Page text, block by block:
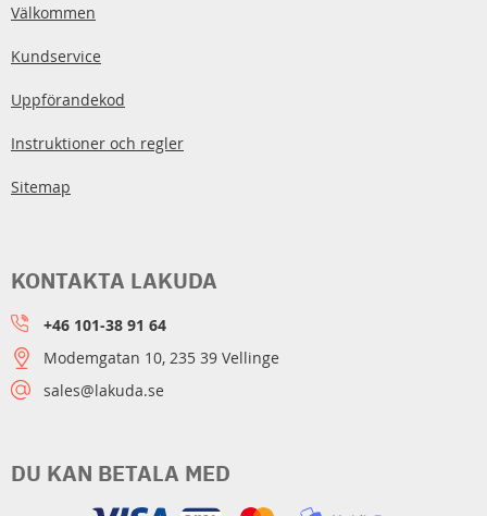
Välkommen
Kundservice
Uppförandekod
Instruktioner och regler
Sitemap
DU KAN BETALA MED
KONTAKTA LAKUDA
+46 101-38 91 64
Modemgatan 10, 235 39 Vellinge
sales@lakuda.se